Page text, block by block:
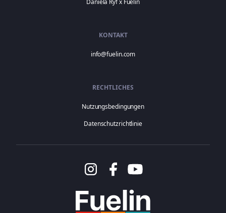
Daniela Ryf x Fuelin
KONTAKT
info@fuelin.com
RECHTLICHES
Nutzungsbedingungen
Datenschutzrichtlinie